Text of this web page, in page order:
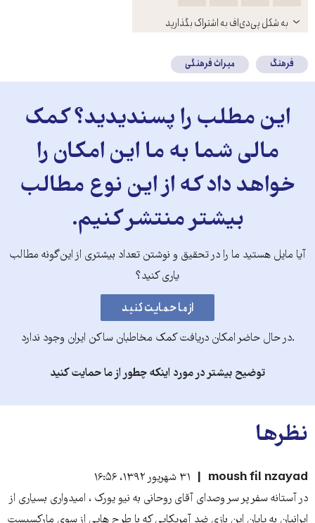
باز
کنید
به شکل پی‌دی‌اف به اشتراک بگذارید
فرهنگ میراث فرهنگی
این مطلب را پسندیدید؟ کمک
مالی شما به ما این امکان را
خواهد داد که از این نوع مطالب
بیشتر منتشر کنیم.
آیا مایل هستید ما را در تحقیق و نوشتن تعداد بیشتری از این‌گونه مطالب
یاری کنید؟
.در حال حاضر امکان دریافت کمک مخاطبان ساکن ایران وجود ندارد
توضیح بیشتر در مورد اینکه چطور از ما حمایت کنید
نظرها
moush fil nzayad
۳۱ شهریور ۱۳۹۲، ۱۶:۵۶
در آستانه سفر پر سر وصدای آقای روحانی به نیو یورک ، امیدواری بسیاری از